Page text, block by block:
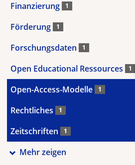
Finanzierung 1
Förderung 1
Forschungsdaten 1
Open Educational Ressources 1
Open-Access-Modelle 1
Rechtliches 1
Zeitschriften 1
Mehr zeigen